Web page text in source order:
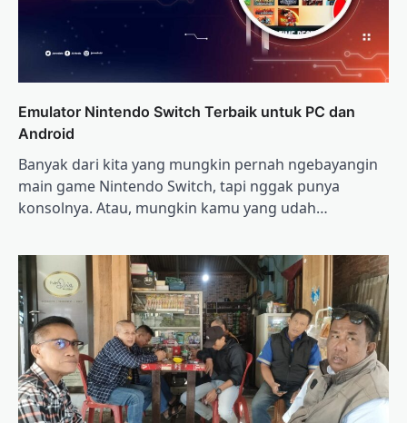
Emulator Nintendo Switch Terbaik untuk PC dan
Android
Banyak dari kita yang mungkin pernah ngebayangin
main game Nintendo Switch, tapi nggak punya
konsolnya. Atau, mungkin kamu yang udah…